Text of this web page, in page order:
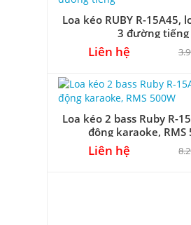
Loa kéo RUBY R-15A45,
3 đường tiếng
Liên hệ
Loa kéo 2 bass Ruby R-
động karaoke, RMS
Liên hệ